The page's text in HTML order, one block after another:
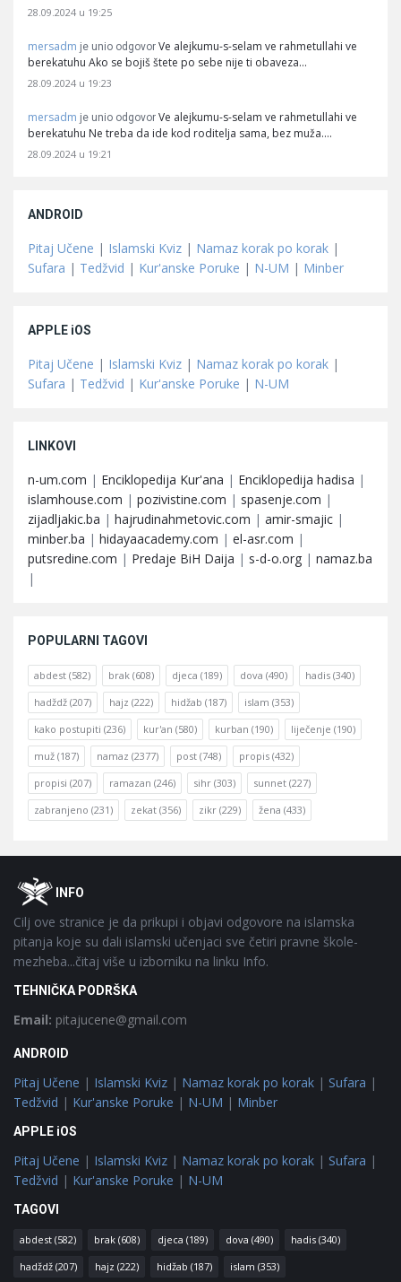
28.09.2024 u 19:25
mersadm je unio odgovor Ve alejkumu-s-selam ve rahmetullahi ve
berekatuhu Ako se bojiš štete po sebe nije ti obaveza…
28.09.2024 u 19:23
mersadm je unio odgovor Ve alejkumu-s-selam ve rahmetullahi ve
berekatuhu Ne treba da ide kod roditelja sama, bez muža.…
28.09.2024 u 19:21
ANDROID
Pitaj Učene | Islamski Kviz | Namaz korak po korak |
Sufara | Tedžvid | Kur'anske Poruke | N-UM | Minber
APPLE iOS
Pitaj Učene | Islamski Kviz | Namaz korak po korak |
Sufara | Tedžvid | Kur'anske Poruke | N-UM
LINKOVI
n-um.com | Enciklopedija Kur'ana | Enciklopedija hadisa |
islamhouse.com | pozivistine.com | spasenje.com |
zijadljakic.ba | hajrudinahmetovic.com | amir-smajic |
minber.ba | hidayaacademy.com | el-asr.com |
putsredine.com | Predaje BiH Daija | s-d-o.org | namaz.ba
|
POPULARNI TAGOVI
abdest (582) brak (608) djeca (189) dova (490) hadis (340)
hadždž (207) hajz (222) hidžab (187) islam (353)
kako postupiti (236) kur'an (580) kurban (190) liječenje (190)
muž (187) namaz (2377) post (748) propis (432)
propisi (207) ramazan (246) sihr (303) sunnet (227)
zabranjeno (231) zekat (356) zikr (229) žena (433)
FooterOINFO
Cilj ove stranice je da prikupi i objavi odgovore na islamska
pitanja koje su dali islamski učenjaci sve četiri pravne škole-
mezheba...čitaj više u izborniku na linku Info.
TEHNIČKA PODRŠKA
Email: pitajucene@gmail.com
ANDROID
Pitaj Učene | Islamski Kviz | Namaz korak po korak | Sufara |
Tedžvid | Kur'anske Poruke | N-UM | Minber
APPLE iOS
Pitaj Učene | Islamski Kviz | Namaz korak po korak | Sufara |
Tedžvid | Kur'anske Poruke | N-UM
TAGOVI
abdest (582) brak (608) djeca (189) dova (490) hadis (340)
hadždž (207) hajz (222) hidžab (187) islam (353)